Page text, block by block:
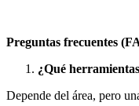
Preguntas frecuentes
¿Qué
Depende del área, pero